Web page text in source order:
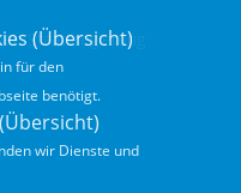
Staatsregierung
(Übersicht)
für den
benötigt.
Übersicht)
wir Dienste und